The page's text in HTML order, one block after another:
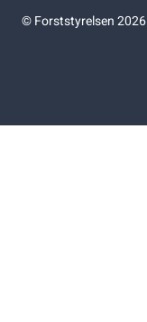
©Forststyrelsen 2026